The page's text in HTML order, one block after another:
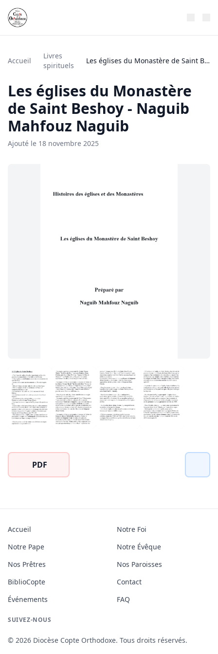
Accueil
Livres
spirituels
Les églises du Monastère de Saint Beshoy - Naguib Mahfouz Naguib
Les églises du Monastère
de Saint Beshoy - Naguib
Mahfouz Naguib
Ajouté le 18 novembre 2025
PDF
Accueil
Notre Foi
Notre Pape
Notre Évêque
Nos Prêtres
Nos Paroisses
BiblioCopte
Contact
Événements
FAQ
SUIVEZ-NOUS
© 2026 Diocèse Copte Orthodoxe. Tous droits réservés.